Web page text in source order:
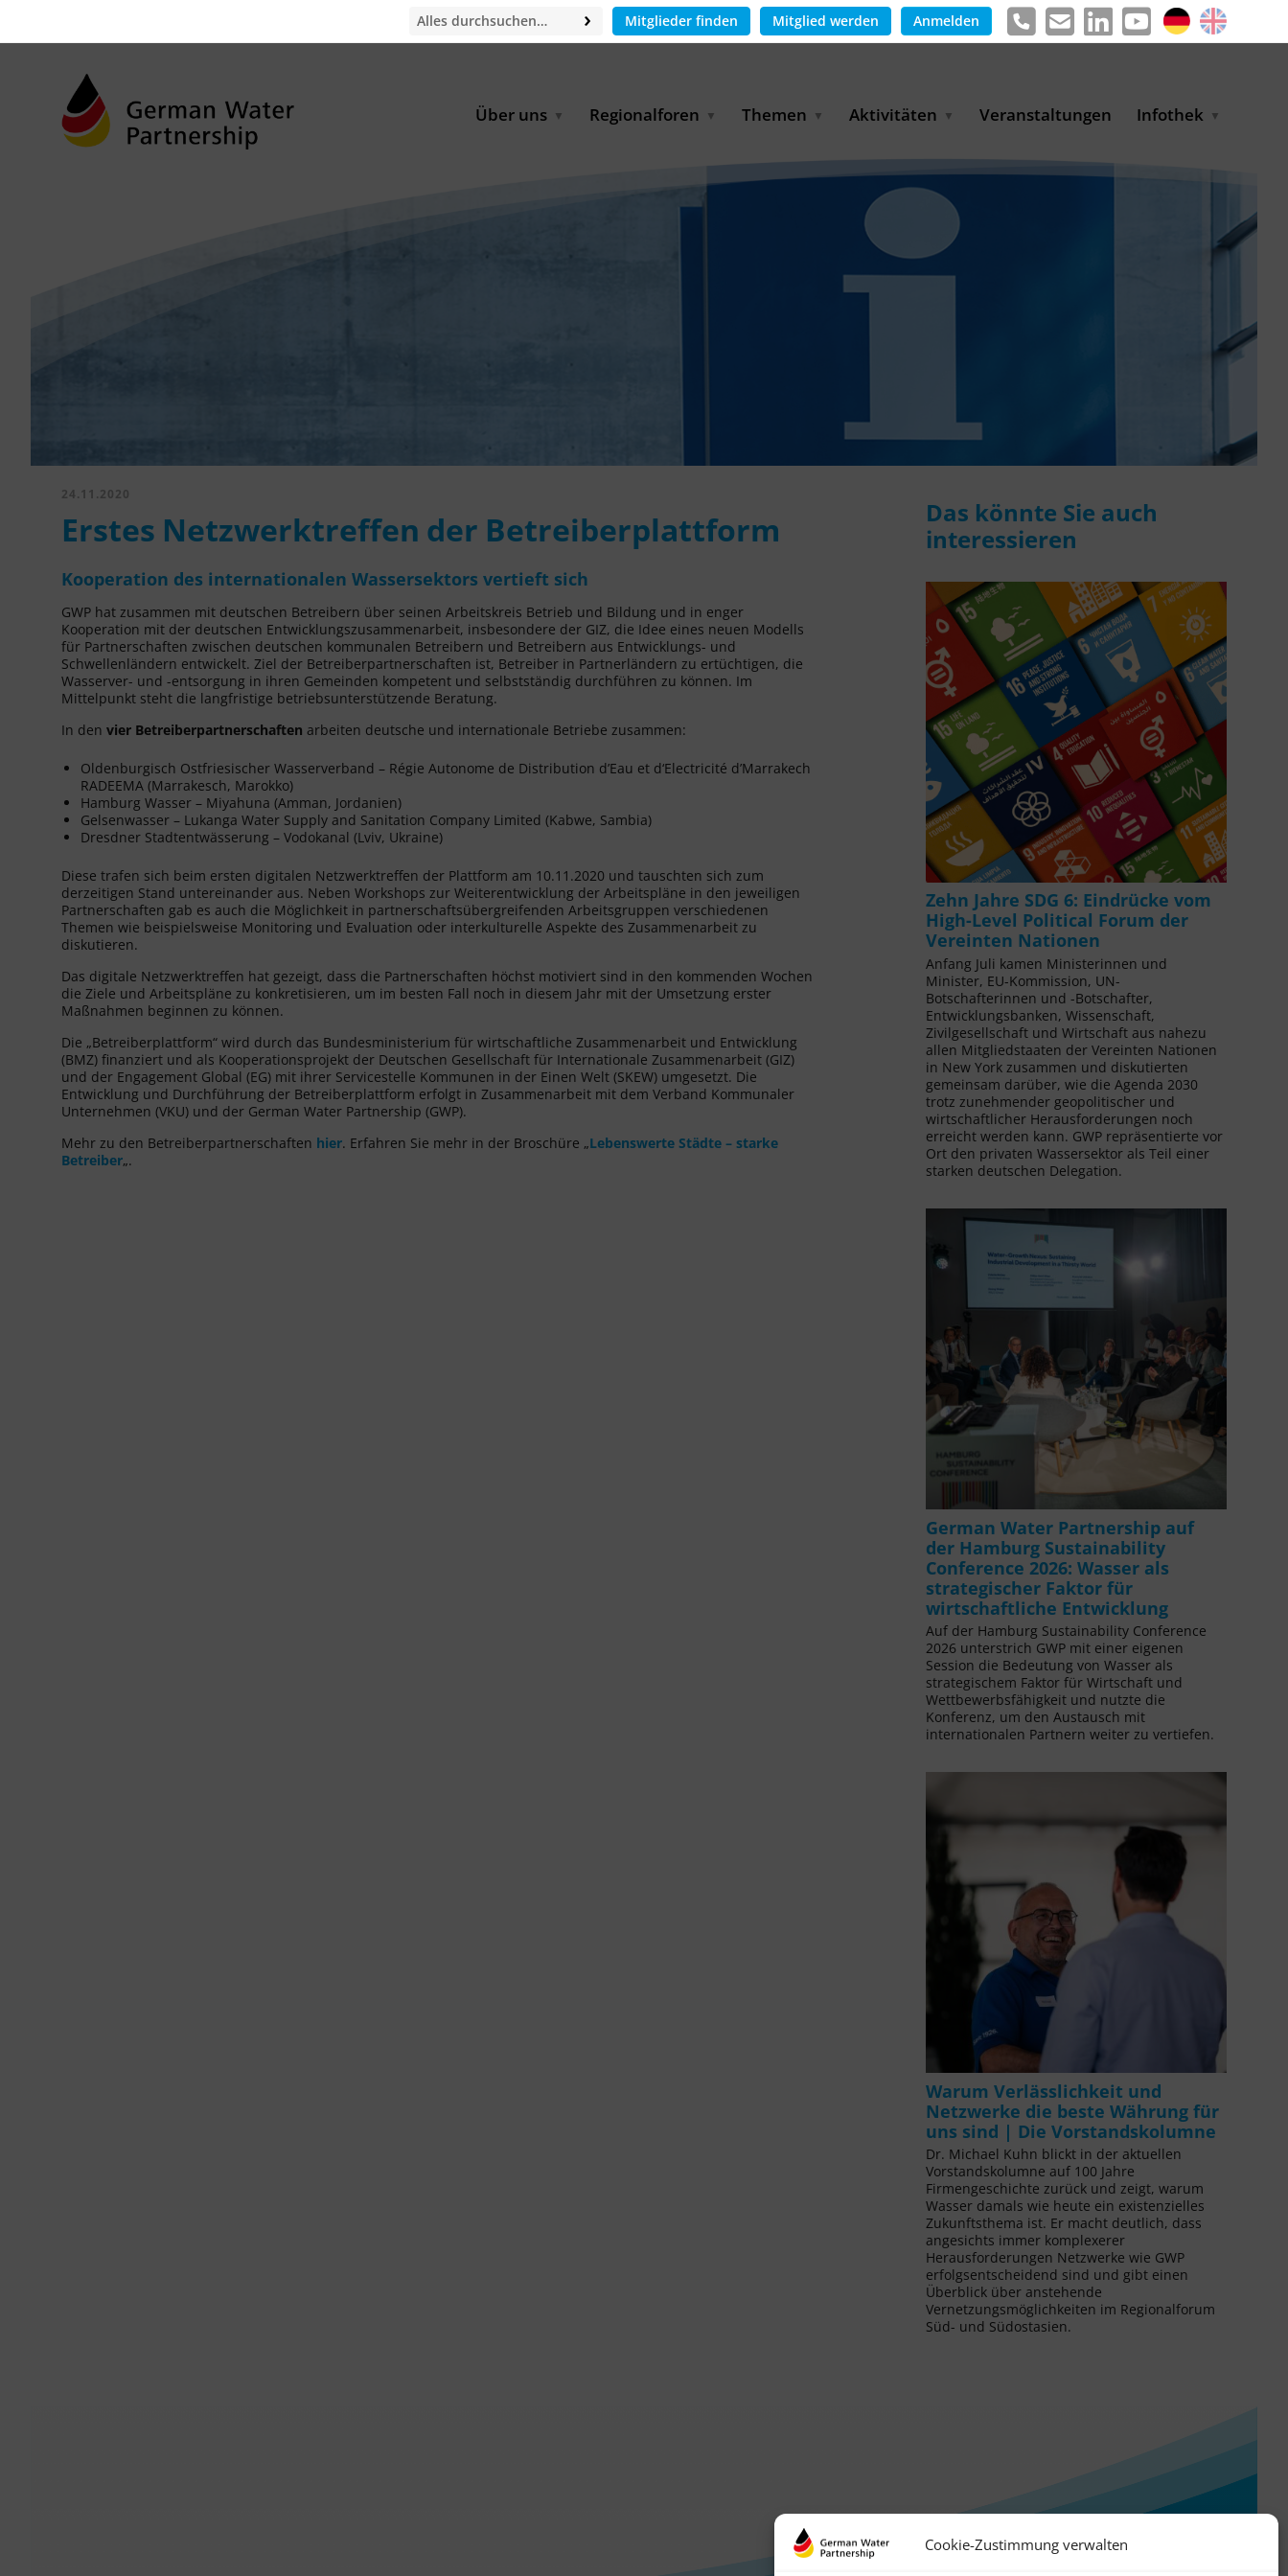
Cookie-Zustimmung verwalten
Mitglieder finden Mitglied werden Anmelden
Über uns Regionalforen Themen
Industriewasserwirtschaft
Aktivitäten
für KMU
Auslandsmessen
und Transferprojekt
Umweltschutz
Veranstaltungen Infothek
Informationen
24.11.2020
Erstes Netzwerktreffen der Betreiberplattform
Kooperation des internationalen Wassersektors vertieft sich
GWP hat zusammen mit deutschen Betreibern über seinen Arbeitskreis Betrieb und Bildung und in enger
Kooperation mit der deutschen Entwicklungszusammenarbeit, insbesondere der GIZ, die Idee eines neuen Modells
für Partnerschaften zwischen deutschen kommunalen Betreibern und Betreibern aus Entwicklungs- und
Schwellenländern entwickelt. Ziel der Betreiberpartnerschaften ist, Betreiber in Partnerländern zu ertüchtigen, die
Wasserver- und -entsorgung in ihren Gemeinden kompetent und selbstständig durchführen zu können. Im
Mittelpunkt steht die langfristige betriebsunterstützende Beratung.
In den vier Betreiberpartnerschaften arbeiten deutsche und internationale Betriebe zusammen:
Oldenburgisch Ostfriesischer Wasserverband – Régie Autonome de Distribution d’Eau et d‘Electricité d’Marrakech
RADEEMA (Marrakesch, Marokko)
Hamburg Wasser – Miyahuna (Amman, Jordanien)
Gelsenwasser – Lukanga Water Supply and Sanitation Company Limited (Kabwe, Sambia)
Dresdner Stadtentwässerung – Vodokanal (Lviv, Ukraine)
Diese trafen sich beim ersten digitalen Netzwerktreffen der Plattform am 10.11.2020 und tauschten sich zum
derzeitigen Stand untereinander aus. Neben Workshops zur Weiterentwicklung der Arbeitspläne in den jeweiligen
Partnerschaften gab es auch die Möglichkeit in partnerschaftsübergreifenden Arbeitsgruppen verschiedenen
Themen wie beispielsweise Monitoring und Evaluation oder interkulturelle Aspekte des Zusammenarbeit zu
diskutieren.
Das digitale Netzwerktreffen hat gezeigt, dass die Partnerschaften höchst motiviert sind in den kommenden Wochen
die Ziele und Arbeitspläne zu konkretisieren, um im besten Fall noch in diesem Jahr mit der Umsetzung erster
Maßnahmen beginnen zu können.
Die „Betreiberplattform“ wird durch das Bundesministerium für wirtschaftliche Zusammenarbeit und Entwicklung
(BMZ) finanziert und als Kooperationsprojekt der Deutschen Gesellschaft für Internationale Zusammenarbeit (GIZ)
und der Engagement Global (EG) mit ihrer Servicestelle Kommunen in der Einen Welt (SKEW) umgesetzt. Die
Entwicklung und Durchführung der Betreiberplattform erfolgt in Zusammenarbeit mit dem Verband Kommunaler
Unternehmen (VKU) und der German Water Partnership (GWP).
Mehr zu den Betreiberpartnerschaften hier. Erfahren Sie mehr in der Broschüre „Lebenswerte Städte – starke
Betreiber„.
Das könnte Sie auch
interessieren
Zehn Jahre SDG 6: Eindrücke vom
High-Level Political Forum der
Vereinten Nationen
Anfang Juli kamen Ministerinnen und
Minister, EU-Kommission, UN-
Botschafterinnen und -Botschafter,
Entwicklungsbanken, Wissenschaft,
Zivilgesellschaft und Wirtschaft aus nahezu
allen Mitgliedstaaten der Vereinten Nationen
in New York zusammen und diskutierten
gemeinsam darüber, wie die Agenda 2030
trotz zunehmender geopolitischer und
wirtschaftlicher Herausforderungen noch
erreicht werden kann. GWP repräsentierte vor
Ort den privaten Wassersektor als Teil einer
starken deutschen Delegation.
German Water Partnership auf
der Hamburg Sustainability
Conference 2026: Wasser als
strategischer Faktor für
wirtschaftliche Entwicklung
Auf der Hamburg Sustainability Conference
2026 unterstrich GWP mit einer eigenen
Session die Bedeutung von Wasser als
strategischem Faktor für Wirtschaft und
Wettbewerbsfähigkeit und nutzte die
Konferenz, um den Austausch mit
internationalen Partnern weiter zu vertiefen.
Warum Verlässlichkeit und
Netzwerke die beste Währung für
uns sind | Die Vorstandskolumne
Dr. Michael Kuhn blickt in der aktuellen
Vorstandskolumne auf 100 Jahre
Firmengeschichte zurück und zeigt, warum
Wasser damals wie heute ein existenzielles
Zukunftsthema ist. Er macht deutlich, dass
angesichts immer komplexerer
Herausforderungen Netzwerke wie GWP
erfolgsentscheidend sind und gibt einen
Überblick über anstehende
Vernetzungsmöglichkeiten im Regionalforum
Süd- und Südostasien.